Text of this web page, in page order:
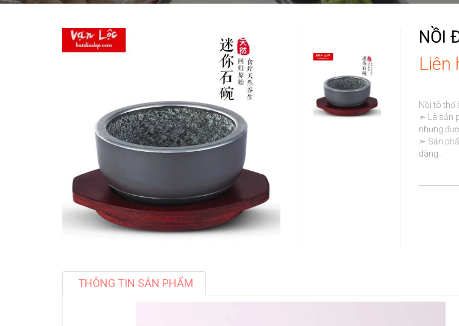
NỒI
Liên
Nồi tô thố
➣ Là sản
nhưng
➣ Sản
dàng...
THÔNG TIN SẢN PHẨM